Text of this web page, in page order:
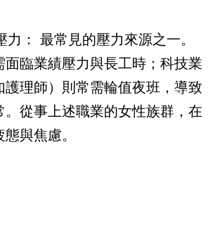
力： 最常見的壓力來源之一。
面臨業績壓力與長工時；科技業
護理師）則常需輪值夜班，導致
。從事上述職業的女性族群，在
與焦慮。